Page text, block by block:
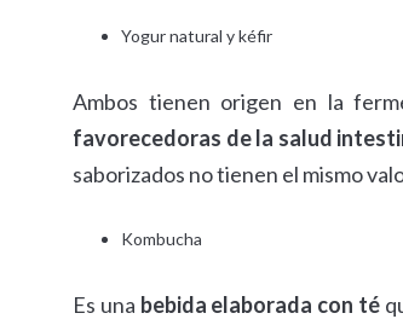
Yogur natural y kéfir
Ambos tienen origen en la
favorecedoras de la salud
saborizados no tienen el mismo
Kombucha
Es una bebida elaborada con té